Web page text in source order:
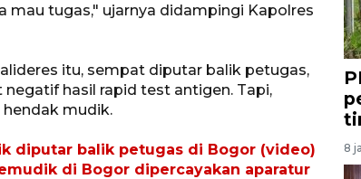
mau tugas," ujarnya didampingi Kapolres
itu, sempat diputar balik petugas,
hasil rapid test antigen. Tapi,
mudik.
diputar balik petugas di Bogor (video)
di Bogor dipercayakan aparatur
8